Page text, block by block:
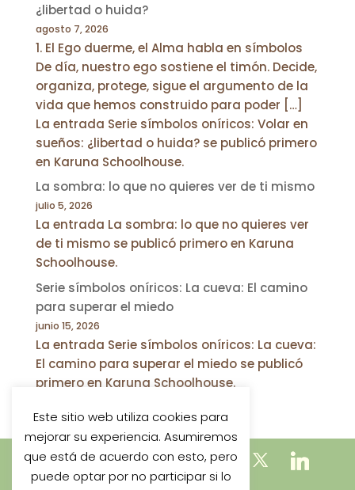
¿libertad o huida?
agosto 7, 2026
1. El Ego duerme, el Alma habla en símbolos
De día, nuestro ego sostiene el timón. Decide,
organiza, protege, sigue el argumento de la
vida que hemos construido para poder […]
La entrada Serie símbolos oníricos: Volar en
sueños: ¿libertad o huida? se publicó primero
en Karuna Schoolhouse.
La sombra: lo que no quieres ver de ti mismo
julio 5, 2026
La entrada La sombra: lo que no quieres ver
de ti mismo se publicó primero en Karuna
Schoolhouse.
Serie símbolos oníricos: La cueva: El camino
para superar el miedo
junio 15, 2026
La entrada Serie símbolos oníricos: La cueva:
El camino para superar el miedo se publicó
primero en Karuna Schoolhouse.
Este sitio web utiliza cookies para
mejorar su experiencia. Asumiremos
que está de acuerdo con esto, pero
puede optar por no participar si lo